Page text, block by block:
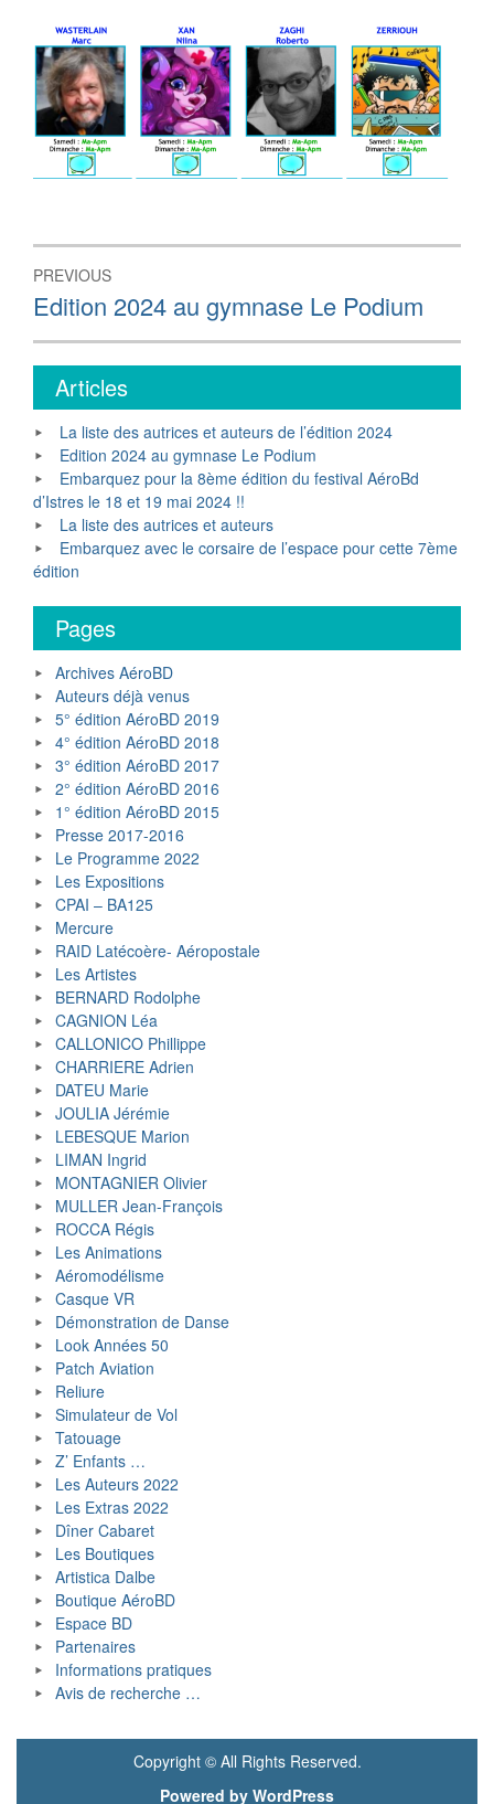
Navigation
de
l’article
PREVIOUS
Previous
post:
Edition 2024 au gymnase Le Podium
Articles
La liste des autrices et auteurs de l’édition 2024
Edition 2024 au gymnase Le Podium
Embarquez pour la 8ème édition du festival AéroBd
d’Istres le 18 et 19 mai 2024 !!
La liste des autrices et auteurs
Embarquez avec le corsaire de l’espace pour cette 7ème
édition
Pages
Archives AéroBD
Auteurs déjà venus
5° édition AéroBD 2019
4° édition AéroBD 2018
3° édition AéroBD 2017
2° édition AéroBD 2016
1° édition AéroBD 2015
Presse 2017-2016
Le Programme 2022
Les Expositions
CPAI – BA125
Mercure
RAID Latécoère- Aéropostale
Les Artistes
BERNARD Rodolphe
CAGNION Léa
CALLONICO Phillippe
CHARRIERE Adrien
DATEU Marie
JOULIA Jérémie
LEBESQUE Marion
LIMAN Ingrid
MONTAGNIER Olivier
MULLER Jean-François
ROCCA Régis
Les Animations
Aéromodélisme
Casque VR
Démonstration de Danse
Look Années 50
Patch Aviation
Reliure
Simulateur de Vol
Tatouage
Z’ Enfants …
Les Auteurs 2022
Les Extras 2022
Dîner Cabaret
Les Boutiques
Artistica Dalbe
Boutique AéroBD
Espace BD
Partenaires
Informations pratiques
Avis de recherche …
Copyright © All Rights Reserved.
Powered by WordPress